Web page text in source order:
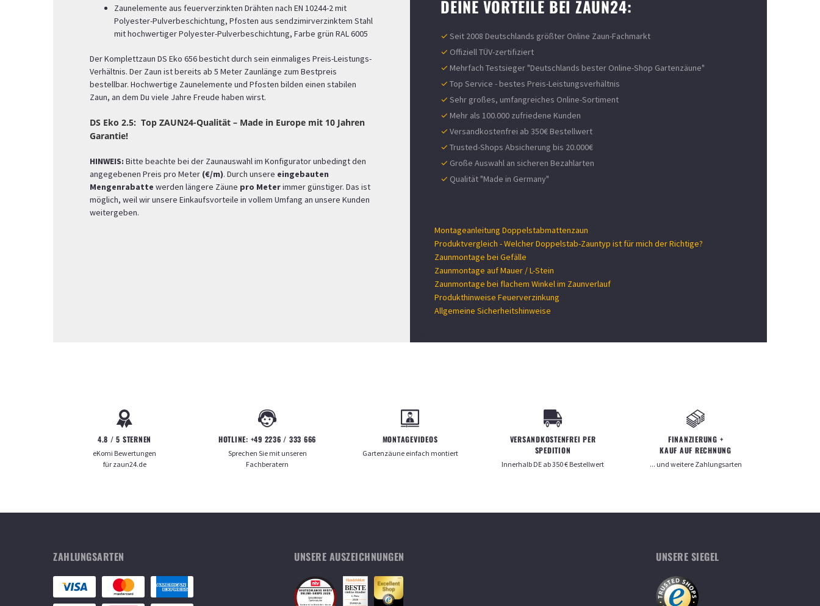
Zaunelemente aus feuerverzinkten Drähten nach EN 10244-2 mit
Polyester-Pulverbeschichtung, Pfosten aus sendzimirverzinktem Stahl
mit hochwertiger Polyester-Pulverbeschichtung, Farbe grün RAL 6005
Der Komplettzaun DS Eko 656 besticht durch sein einmaliges Preis-Leistungs-
Verhältnis. Der Zaun ist bereits ab 5 Meter Zaunlänge zum Bestpreis
bestellbar. Hochwertige Zaunelemente und Pfosten bilden einen stabilen
Zaun, an dem Du viele Jahre Freude haben wirst.
DS Eko 2.5: Top ZAUN24-Qualität – Made in Europe mit 10 Jahren
Garantie!
HINWEIS: Bitte beachte bei der Zaunauswahl im Konfigurator unbedingt den
angegebenen Preis pro Meter (€/m). Durch unsere eingebauten
Mengenrabatte werden längere Zäune pro Meterimmer günstiger. Das ist
möglich, weil wir unsere Einkaufsvorteile in vollem Umfang an unsere Kunden
weitergeben.
DEINE VORTEILE BEI ZAUN24:
✓ Seit 2008 Deutschlands größter Online Zaun-Fachmarkt
✓ Offiziell TÜV-zertifiziert
✓ Mehrfach Testsieger "Deutschlands bester Online-Shop Gartenzäune"
✓ Top Service - bestes Preis-Leistungsverhältnis
✓ Sehr großes, umfangreiches Online-Sortiment
✓ Mehr als 100.000 zufriedene Kunden
✓ Versandkostenfrei ab 350€ Bestellwert
✓ Trusted-Shops Absicherung bis 20.000€
✓ Große Auswahl an sicheren Bezahlarten
✓ Qualität "Made in Germany"
Montageanleitung Doppelstabmattenzaun
Produktvergleich - Welcher Doppelstab-Zauntyp ist für mich der Richtige?
Zaunmontage bei Gefälle
Zaunmontage auf Mauer / L-Stein
Zaunmontage bei flachem Winkel im Zaunverlauf
Produkthinweise Feuerverzinkung
Allgemeine Sicherheitshinweise
4.8 / 5 STERNEN
eKomi Bewertungen
für zaun24.de
HOTLINE: +49 2236 / 333 666
Sprechen Sie mit unseren
Fachberatern
MONTAGEVIDEOS
Gartenzäune einfach montiert
VERSANDKOSTENFREIPER
SPEDITION
Innerhalb DE ab350€ Bestellwert
FINANZIERUNG +
KAUF AUF RECHNUNG
... und weitere Zahlungsarten
ZAHLUNGSARTEN UNSERE AUSZEICHNUNGEN UNSERE SIEGEL